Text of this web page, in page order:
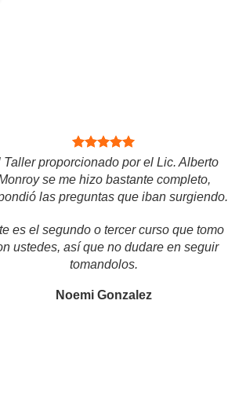
Taller proporcionado por el Lic. Alberto
se me hizo bastante completo,
las preguntas que iban surgiendo.
es el segundo o tercer curso que tomo
ustedes, así que no dudare en seguir
tomandolos.
Noemi Gonzalez